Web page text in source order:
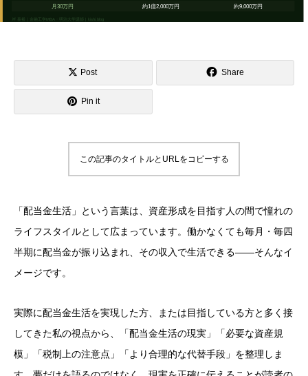
Post Share
Pin it
この記事のタイトルとURLをコピーする
「配当金生活」という言葉は、資産形成を目指す人の間で憧れの
ライフスタイルとして広まっています。働かなくても毎月・毎四
半期に配当金が振り込まれ、その収入で生活できる——そんなイ
メージです。
実際に配当金生活を実現した方、または目指している方と多く接
してきた私の視点から、「配当金生活の現実」「必要な資産規
模」「税制上の注意点」「より合理的な代替手段」を整理しま